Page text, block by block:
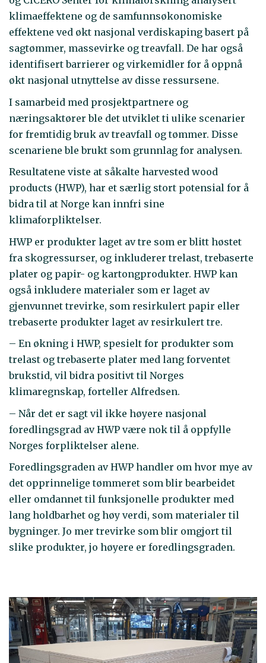
klimaeffektene og de samfunnsøkonomiske
effektene ved økt nasjonal verdiskaping basert på
sagtømmer, massevirke og treavfall. De har også
identifisert barrierer og virkemidler for å oppnå
økt nasjonal utnyttelse av disse ressursene.
I samarbeid med prosjektpartnere og
næringsaktører ble det utviklet ti ulike scenarier
for fremtidig bruk av treavfall og tømmer. Disse
scenariene ble brukt som grunnlag for analysen.
Resultatene viste at såkalte harvested wood
products (HWP), har et særlig stort potensial for å
bidra til at Norge kan innfri sine
klimaforpliktelser.
HWP er produkter laget av tre som er blitt høstet
fra skogressurser, og inkluderer trelast, trebaserte
plater og papir- og kartongprodukter. HWP kan
også inkludere materialer som er laget av
gjenvunnet trevirke, som resirkulert papir eller
trebaserte produkter laget av resirkulert tre.
– En økning i HWP, spesielt for produkter som
trelast og trebaserte plater med lang forventet
brukstid, vil bidra positivt til Norges
klimaregnskap, forteller Alfredsen.
– Når det er sagt vil ikke høyere nasjonal
foredlingsgrad av HWP være nok til å oppfylle
Norges forpliktelser alene.
Foredlingsgraden av HWP handler om hvor mye av
det opprinnelige tømmeret som blir bearbeidet
eller omdannet til funksjonelle produkter med
lang holdbarhet og høy verdi, som materialer til
bygninger. Jo mer trevirke som blir omgjort til
slike produkter, jo høyere er foredlingsgraden.